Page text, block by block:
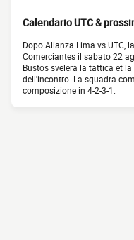
Calendario UTC &
Dopo Alianza Lima vs UTC,
Comerciantes il sabato 22
Bustos svelerà la tattica et
dell'incontro. La squadra
composizione in 4-2-3-1.